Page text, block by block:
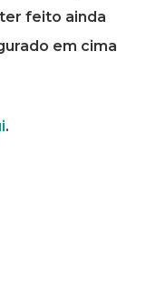
feito ainda
em cima
.